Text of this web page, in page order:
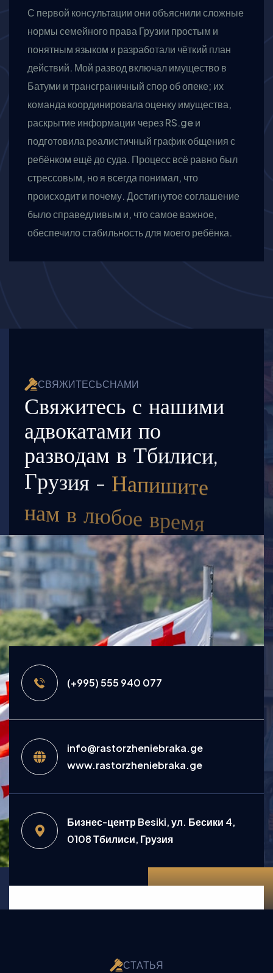
С первой консультации они объяснили сложные
нормы семейного права Грузии простым и
понятным языком и разработали чёткий план
действий. Мой развод включал имущество в
Батуми и трансграничный спор об опеке; их
команда координировала оценку имущества,
раскрытие информации через RS.ge и
подготовила реалистичный график общения с
ребёнком ещё до суда. Процесс всё равно был
стрессовым, но я всегда понимал, что
происходит и почему. Достигнутое соглашение
было справедливым и, что самое важное,
обеспечило стабильность для моего ребёнка.
СВЯЖИТЕСЬСНАМИ
Свяжитесь с нашими
адвокатами по
разводам в Тбилиси,
Грузия - Напишите
нам в б я
(+995) 555 940 077
info@rastorzheniebraka.ge
www.rastorzheniebraka.ge
Бизнес-центр Besiki, ул. Бесики 4,
0108 Тбилиси, Грузия
СТАТЬЯ